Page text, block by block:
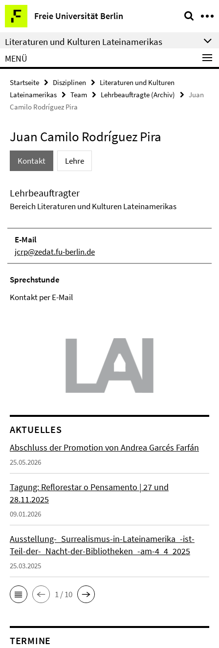
Springe
direkt
zu
Inhalt
Freie Universität Berlin
Service-
Navigation
Literaturen und Kulturen Lateinamerikas
MENÜ
Startseite Disziplinen
Literaturen und Kulturen
Lateinamerikas
Team Lehrbeauftragte (Archiv)
Juan
Camilo Rodríguez Pira
Juan Camilo Rodríguez Pira
Kontakt Lehre
Lehrbeauftragter
Bereich Literaturen und Kulturen Lateinamerikas
E-Mail
jcrp@zedat.fu-berlin.de
Sprechstunde
Kontakt per E-Mail
AKTUELLES
Abschluss der Promotion von Andrea Garcés Farfán
25.05.2026
Tagung: Reflorestar o Pensamento | 27 und
28.11.2025
09.01.2026
Ausstellung-_Surrealismus-in-Lateinamerika_-ist-
Teil-der-_Nacht-der-Bibliotheken_-am-4_4_2025
25.03.2025
1 / 10
TERMINE